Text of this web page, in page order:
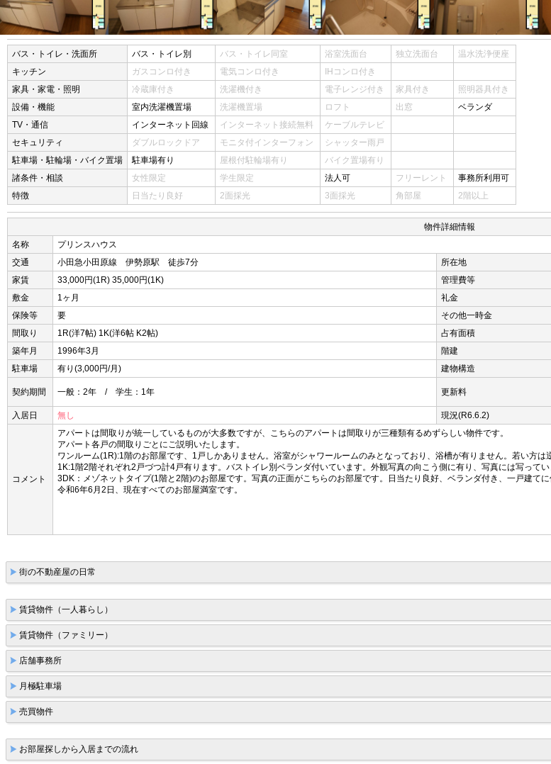
バス・トイレ・洗面所 バス・トイレ別 バス・トイレ同室 浴室洗面台 独立洗面台
温水洗浄便座
キッチン
ガスコンロ付き 電気コンロ付き
IHコンロ付き
家具・家電・照明
冷蔵庫付き 洗濯機付き 電子レンジ付き 家具付き
照明器具付き
設備・機能
室内洗濯機置場 洗濯機置場 ロフト 出窓
ベランダ
TV・通信
インターネット回線 インターネット接続無料
ケーブルテレビ
セキュリティ
ダブルロックドア モニタ付インターフォン
シャッター雨戸
駐車場・駐輪場・バイク置場
駐車場有り 屋根付駐輪場有り
バイク置場有り
諸条件・相談
女性限定 学生限定 法人可 フリーレント
事務所利用可
特徴
日当たり良好 2面採光 3面採光 角部屋 2階以上
物件詳細情報
名称
プリンスハウス
交通
小田急小田原線 伊勢原駅 徒歩7分 所在地
家賃
33,000円(1R) 35,000円(1K) 管理費等
敷金
1ヶ月 礼金
保険等
要 その他一時金
間取り
1R(洋7帖) 1K(洋6帖 K2帖) 占有面積
築年月
1996年3月 階建
駐車場
有り(3,000円/月) 建物構造
契約期間 一般：2年 / 学生：1年 更新料
入居日
無し 現況(R6.6.2)
コメント
アパートは間取りが統一しているものが大多数ですが、こちらのアパートは間取りが三種類有るめずらしい物件です。
アパート各戸の間取りごとにご説明いたします。
ワンルーム(1R):1階のお部屋です、1戸しかありません。浴室がシャワールームのみとなっており、浴槽が有りません。若い方
1K:1階2階それぞれ2戸づつ計4戸有ります。バストイレ別ベランダ付いています。外観写真の向こう側に有り、写真には写って
3DK：メゾネットタイプ(1階と2階)のお部屋です。写真の正面がこちらのお部屋です。日当たり良好、ベランダ付き、一戸建てに
令和6年6月2日、現在すべてのお部屋満室です。
街の不動産屋の日常
賃貸物件（一人暮らし）
賃貸物件（ファミリー）
店舗事務所
月極駐車場
売買物件
お部屋探しから入居までの流れ